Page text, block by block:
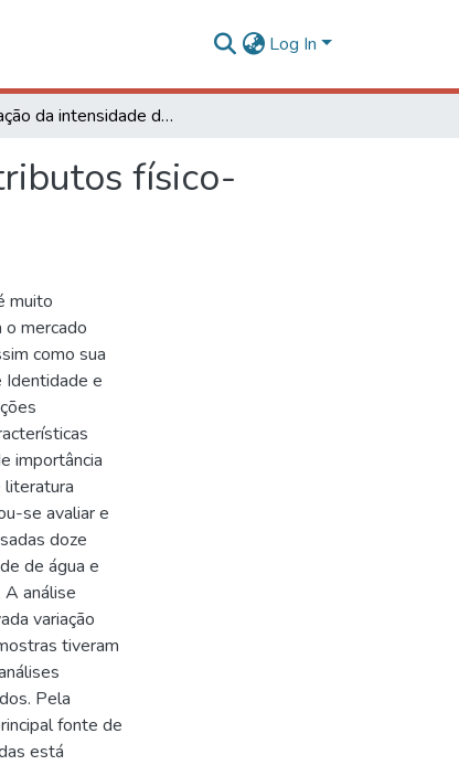
Log In
Avaliação da intensidade da reação de Maillard, de atributos físico-químicos e análise de textura em doce de leite
físico-
muito
o mercado
como sua
Identidade e
importância
literatura
se avaliar e
doze
de água e
análise
variação
tiveram
Pela
fonte de
está